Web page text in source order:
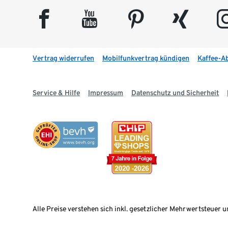
facebook youtube pinterest xing
Vertrag widerrufen Mobilfunkvertrag kündigen Kaffee-
Service & Hilfe Impressum Datenschutz und Sicherheit
Alle Preise verstehen sich inkl. gesetzlicher Mehrwertsteuer